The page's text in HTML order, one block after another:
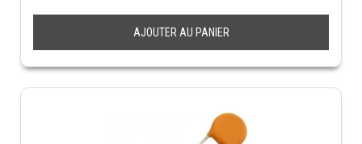
AJOUTER AU PANIER